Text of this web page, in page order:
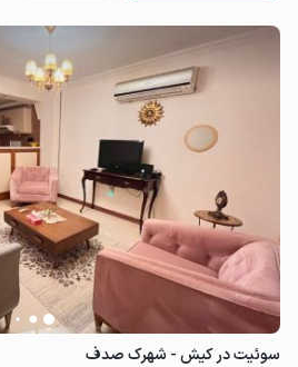
15میلیون ت
سوئیت در کیش - شهرک صدف